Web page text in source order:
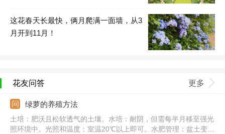
这花春天长最快，俩月爬满一面墙，从3
月开到11月！
花友问答 更多
绿萝的养殖方法
土培：肥沃且松软透气的土壤。水培：耐阴，但需每半月移至强光
照环境中。光照和温度：室温20℃以上即可。水肥管理：盆土变干